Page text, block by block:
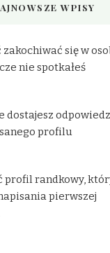
WPISY
się w
nie spotkałeś
dostajesz
profilu
profil randkowy,
pierwszej